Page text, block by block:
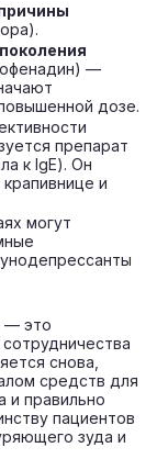
—
дозе.
препарат
к IgE). Он
и
могут
— это
снова,
средств для
и правильно
пациентов
зуда и